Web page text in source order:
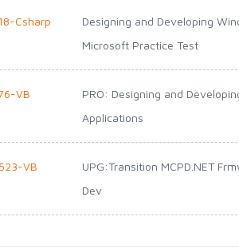
Csharp
Designing and Developing
Microsoft Practice Test
VB
PRO: Designing and
Applications
VB
UPG:Transition MCPD.NET
Dev